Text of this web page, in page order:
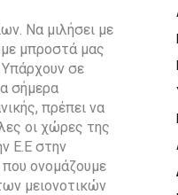
Να μιλήσει με
μπροστά μας
Υπάρχουν σε
σήμερα
πρέπει να
οι χώρες της
Ε.Ε στην
ονομάζουμε
μειονοτικών